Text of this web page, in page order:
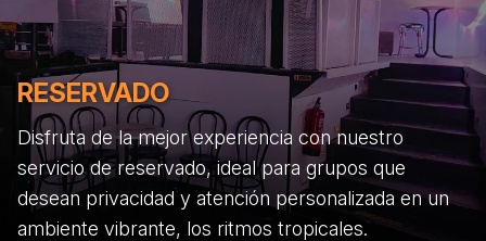
RESERVADO
Disfruta de la mejor experiencia con nuestro
servicio de reservado, ideal para grupos que
desean privacidad y atención personalizada en un
ambiente vibrante, los ritmos tropicales.